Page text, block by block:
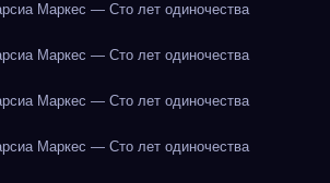
Маркес — Сто лет одиночества
Маркес — Сто лет одиночества
Маркес — Сто лет одиночества
Маркес — Сто лет одиночества